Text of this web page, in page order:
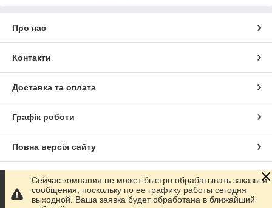
Про нас
Контакти
Доставка та оплата
Графік роботи
Повна версія сайту
Сайт створено на маркетплейсі Prom.ua
Сейчас компания не может быстро обрабатывать заказы и
сообщения, поскольку по ее графику работы сегодня
выходной. Ваша заявка будет обработана в ближайший